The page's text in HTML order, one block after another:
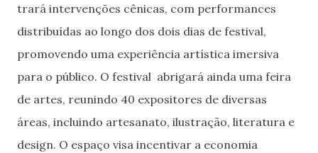
trará intervenções cênicas, com performances
distribuídas ao longo dos dois dias de festival,
promovendo uma experiência artística imersiva
para o público. O festival abrigará ainda uma feira
de artes, reunindo 40 expositores de diversas
áreas, incluindo artesanato, ilustração, literatura e
design. O espaço visa incentivar a economia